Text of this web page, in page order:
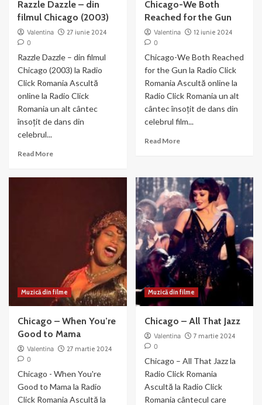
Razzle Dazzle – din
filmul Chicago (2003)
Valentina
27 iunie 2024
0
Razzle Dazzle – din filmul
Chicago (2003) la Radio
Click Romania Ascultă
online la Radio Click
Romania un alt cântec
însoțit de dans din
celebrul...
Read MoreRead
Chicago-We Both
Reached for the Gun
Valentina
12 iunie 2024
0
Chicago-We Both Reached
for the Gun la Radio Click
Romania Ascultă online la
Radio Click Romania un alt
cântec însoțit de dans din
celebrul film...
Read MoreRead
We
Both
Reached
for
the
Gun
Muzică din filme
Chicago – When You’re
Good to Mama
Valentina
27 martie 2024
0
Chicago - When You're
Good to Mama la Radio
Click Romania Ascultă la
Muzică din filme
Chicago – All That Jazz
Valentina
7 martie 2024
0
Chicago – All That Jazz la
Radio Click Romania
Ascultă la Radio Click
Romania cântecul care